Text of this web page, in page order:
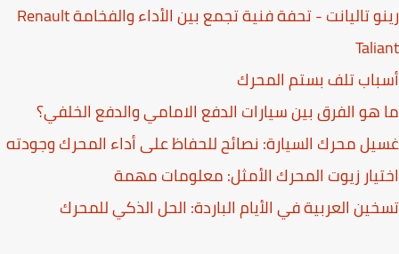
رينو تاليانت - تحفة فنية تجمع بين الأداء والفخامة Renault
تلف بستم المحرك
الفرق بين سيارات الدفع الامامي والدفع الخلفي؟
محرك السيارة: نصائح للحفاظ على أداء المحرك وجودته
زيوت المحرك الأمثل: معلومات مهمة
العربية في الأيام الباردة: الحل الذكي للمحرك